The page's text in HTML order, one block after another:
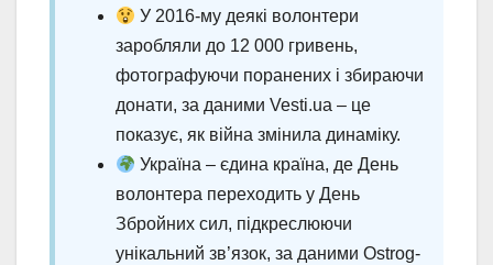
У 2016-му деякі волонтери
заробляли до 12 000 гривень,
фотографуючи поранених і збираючи
донати, за даними Vesti.ua – це
показує, як війна змінила динаміку.
Україна – єдина країна, де День
волонтера переходить у День
Збройних сил, підкреслюючи
унікальний зв’язок, за даними Ostrog-